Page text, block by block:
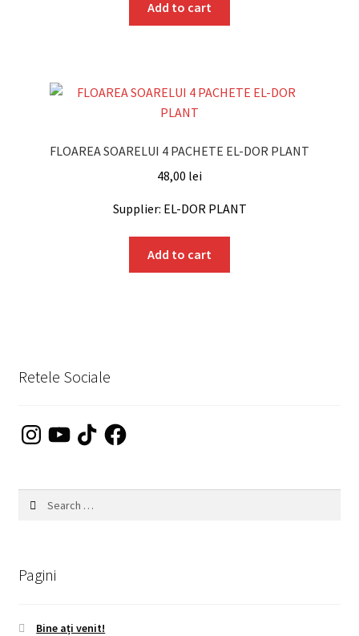
Add to cart
FLOAREA SOARELUI 4 PACHETE EL-DOR PLANT
48,00 lei
Supplier: EL-DOR PLANT
Add to cart
Retele Sociale
InstagramYouTubeTikTokFacebook
Pagini
Bine ați venit!